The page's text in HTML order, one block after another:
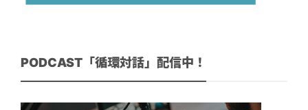
PODCAST「循環対話」配信中！